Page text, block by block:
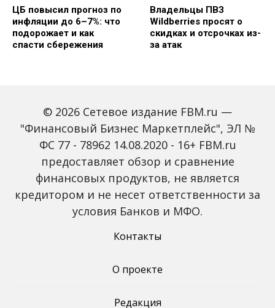
ЦБ повысил прогноз по
инфляции до 6–7%: что
подорожает и как
спасти сбережения
Владельцы ПВЗ
Wildberries просят о
скидках и отсрочках из-
за атак
Объем наличных у
россиян в июле вырос
на 43%: что стоит за
рекордным спросом на
С 2027 года ИНН станет
банковских счетов
россиян: что изменится
© 2026 Сетевое издание FBM.ru —
"Финансовый Бизнес Маркетплейс", ЭЛ №
ФС 77 - 78962 14.08.2020 - 16+ FBM.ru
предоставляет обзор и сравнение
финансовых продуктов, не является
кредитором и не несет ответственности за
условия Банков и МФО.
Контакты
О проекте
Редакция